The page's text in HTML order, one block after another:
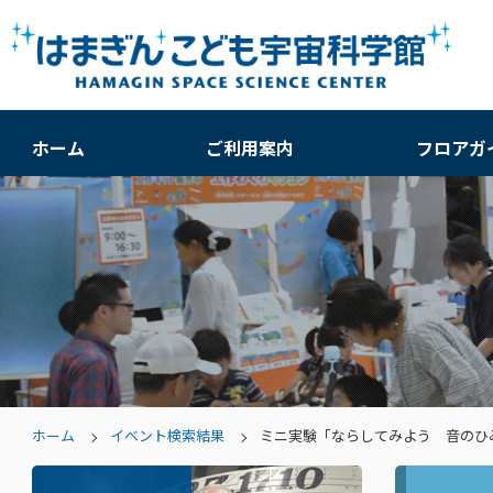
ホーム ご利用案内 フロアガ
ホーム イベント検索結果 ミニ実験「ならしてみよう 音のひ